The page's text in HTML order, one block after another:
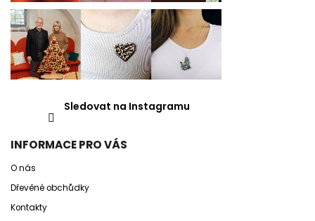
Sledovat na Instagramu
INFORMACE PRO VÁS
O nás
Dřevěné obchůdky
Kontakty